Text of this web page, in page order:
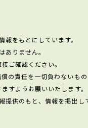
をもとにしています。
りません。
ご確認ください。
の責任を一切負わないもの
すようお願いいたします。
供のもと、情報を掲出し